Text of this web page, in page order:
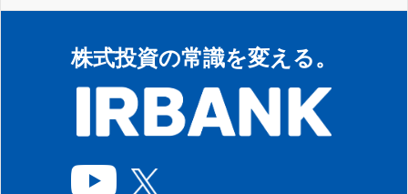
株式投資の常識を変える。